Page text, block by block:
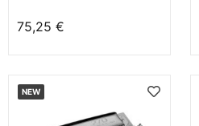
75,25 €
NEW